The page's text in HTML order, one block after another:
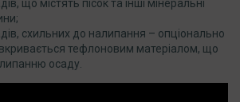
що містять пісок та інші мінеральні
схильних до налипання – опціонально
тефлоновим матеріалом, що
осаду.